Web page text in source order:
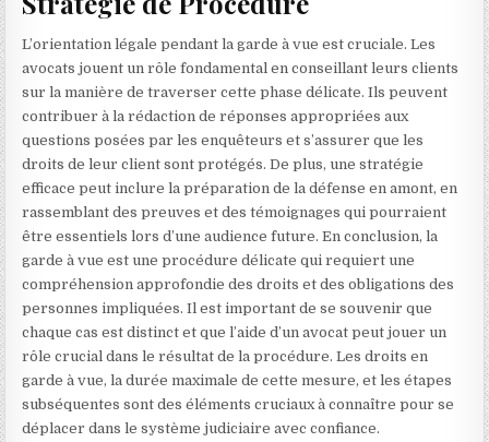
L’orientation légale pendant la garde à vue est cruciale. Les
avocats jouent un rôle fondamental en conseillant leurs clients
sur la manière de traverser cette phase délicate. Ils peuvent
contribuer à la rédaction de réponses appropriées aux
questions posées par les enquêteurs et s’assurer que les
droits de leur client sont protégés. De plus, une stratégie
efficace peut inclure la préparation de la défense en amont, en
rassemblant des preuves et des témoignages qui pourraient
être essentiels lors d’une audience future. En conclusion, la
garde à vue est une procédure délicate qui requiert une
compréhension approfondie des droits et des obligations des
personnes impliquées. Il est important de se souvenir que
chaque cas est distinct et que l’aide d’un avocat peut jouer un
rôle crucial dans le résultat de la procédure. Les droits en
garde à vue, la durée maximale de cette mesure, et les étapes
subséquentes sont des éléments cruciaux à connaître pour se
déplacer dans le système judiciaire avec confiance.